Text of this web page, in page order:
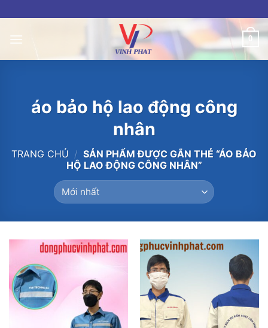
to
content
0
áo bảo hộ lao động công
nhân
TRANG CHỦ / SẢN PHẨM ĐƯỢC GẮN THẺ “ÁO BẢO
HỘ LAO ĐỘNG CÔNG NHÂN”